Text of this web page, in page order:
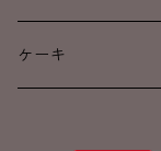
カフェインレス
焼き菓子
ケーキ